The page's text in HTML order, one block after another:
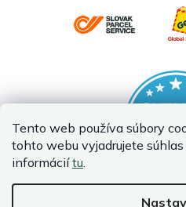
Tento web používa súbory
tohto webu vyjadrujete
informáciítu.